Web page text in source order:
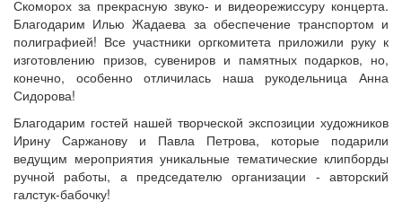
Скоморох за прекрасную звуко- и видеорежиссуру концерта.
Благодарим Илью Жадаева за обеспечение транспортом и
полиграфией! Все участники оргкомитета приложили руку к
изготовлению призов, сувениров и памятных подарков, но,
конечно, особенно отличилась наша рукодельница Анна
Сидорова!
Благодарим гостей нашей творческой экспозиции художников
Ирину Саржанову и Павла Петрова, которые подарили
ведущим мероприятия уникальные тематические клипборды
ручной работы, а председателю организации - авторский
галстук-бабочку!